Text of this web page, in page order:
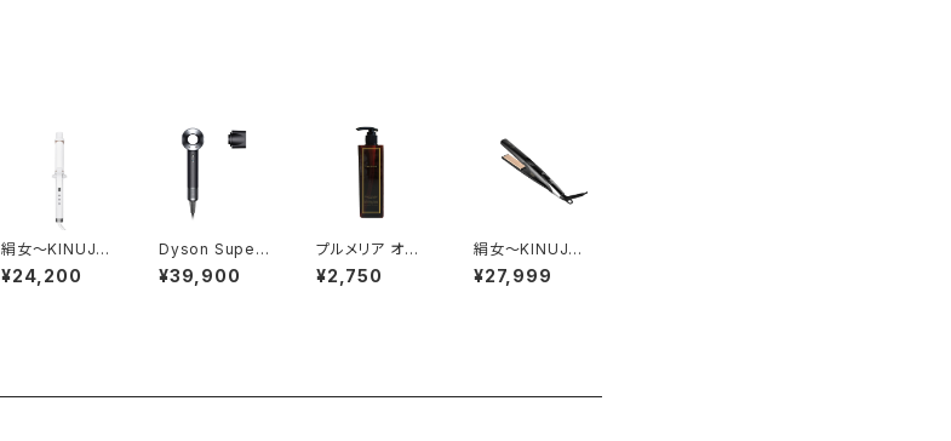
絹⼥〜KINUJ
O〜CURL IRO
N(カールアイロ
¥24,200
Dyson Supers
onic™ヘアドライ
ヤー ブラック
¥39,900
プルメリア オリ
ジナルシャンプ
ー<300ml>
¥2,750
絹女〜KINUJ
O〜KINUJO P
RO ストレートア
¥27,999